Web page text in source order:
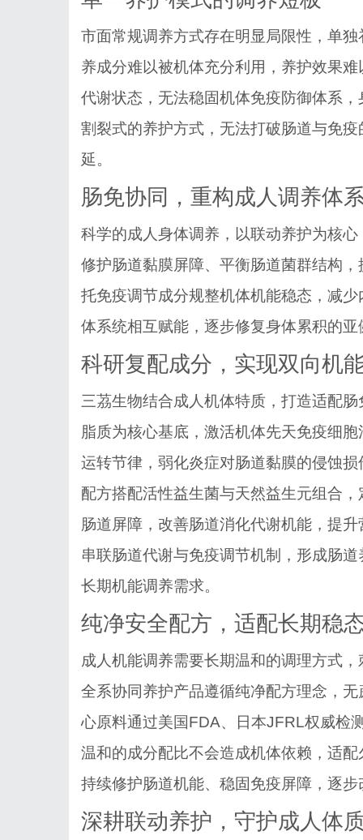
市面常规调养方式存在明显局限性，单
养成分难以被机体充分利用，养护效果
代谢状态，无法稳固机体免疫防御体系
割裂式的养护方式，无法打破肠道与免
延。
肠免协同，重构成人调养体
科学的成人身体调养，以联动养护为核
修护肠道黏膜屏障、平衡肠道菌群结构
托免疫调节成分规整机体机能稳态，减
体系统相互赋能，逐步修复身体累积的
科研复配成分，实现双向机
三茘生物结合成人机体特质，打造适配
脂质为核心基底，激活机体先天免疫细
运转节律，弱化炎症对肠道黏膜的侵蚀损
配方搭配活性益生菌与天然益生元组合
肠道屏障，改善肠道消化代谢机能，提
串联肠道代谢与免疫调节机制，形成肠
长期机能调养需求。
纯净安全配方，适配长期稳
成人机能调养需要长期温和的调理方式
全系协同养护产品遵循纯净配方理念，
心原料通过美国FDA、日本JFRL权威检
温和的成分配比不会造成机体依赖，适
持续修护肠道机能、稳固免疫屏障，逐
深耕联动养护，守护成人体